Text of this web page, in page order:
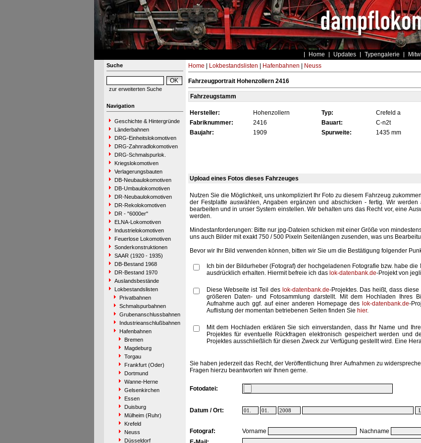
Home Updates Typengalerie
Suche
zur erweiterten Suche
Navigation
Geschichte & Hintergründe
Länderbahnen
DRG-Einheitslokomotiven
DRG-Zahnradlokomotiven
DRG-Schmalspurlok.
Kriegslokomotiven
Verlagerungsbauten
DB-Neubaulokomotiven
DB-Umbaulokomotiven
DR-Neubaulokomotiven
DR-Rekolokomotiven
DR - "6000er"
ELNA-Lokomotiven
Industrielokomotiven
Feuerlose Lokomotiven
Sonderkonstruktionen
SAAR (1920 - 1935)
DB-Bestand 1968
DR-Bestand 1970
Auslandsbestände
Lokbestandslisten
Privatbahnen
Schmalspurbahnen
Grubenanschlussbahnen
Industrieanschlußbahnen
Hafenbahnen
Bremen
Magdeburg
Torgau
Frankfurt (Oder)
Dortmund
Wanne-Herne
Gelsenkirchen
Essen
Duisburg
Mülheim (Ruhr)
Krefeld
Neuss
Düsseldorf
Home Lokbestandslisten Hafenbahnen Neuss
Fahrzeugportrait Hohenzollern 2416
Fahrzeugstamm
Hersteller: Hohenzollern Typ: Crefeld a
Fabriknummer:
2416 Bauart: C-n2t
Baujahr:
1909 Spurweite: 1435 mm
Upload eines Fotos dieses Fahrzeuges
Nutzen Sie die Möglichkeit, uns unkompliziert Ihr Foto zu diesem Fahrzeug
der Festplatte auswählen, Angaben ergänzen und abschicken - fertig. Wir
bearbeiten und in unser System einstellen. Wir behalten uns das Recht vor, eine
werden.
Mindestanforderungen: Bitte nur jpg-Dateien schicken mit einer Größe von
uns auch Bilder mit exakt 750 / 500 Pixeln Seitenlängen zusenden, was uns
Bevor wir Ihr Bild verwenden können, bitten wir Sie um die Bestätigung folgender
Ich bin der Bildurheber (Fotograf) der hochgeladenen Fotografie bzw. habe
ausdrücklich erhalten. Hiermit befreie ich das lok-datenbank.de-Projekt von
Diese Webseite ist Teil des lok-datenbank.de-Projektes. Das heißt, dass
größeren Daten- und Fotosammlung darstellt. Mit dem Hochladen Ihres
Aufnahme auch ggf. auf einer anderen Homepage des lok-datenbank.de-
Auflistung der momentan betriebenen Seiten finden Sie hier.
Mit dem Hochladen erklären Sie sich einverstanden, dass Ihr Name und
Projektes für eventuelle Rückfragen elektronisch gespeichert werden und
Projektes ausschließlich für diesen Zweck zur Verfügung gestellt wird. Eine
Sie haben jederzeit das Recht, der Veröffentlichung Ihrer Aufnahmen zu
Fragen hierzu beantworten wir Ihnen gerne.
Fotodatei:
Datum / Ort:
Fotograf: Vorname
Nachname